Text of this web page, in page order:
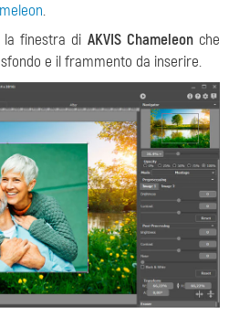
.
finestra di AKVIS Chameleonche
e il frammento da inserire.